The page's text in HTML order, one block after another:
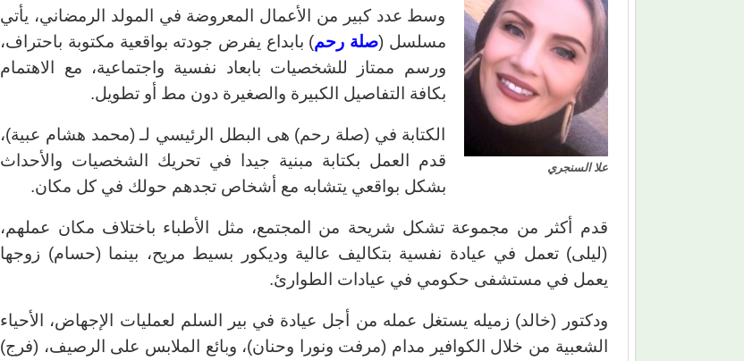
علا السنجري
وسط عدد كبير من الأعمال المعروضة في المولد الرمضاني، يأتي
مسلسل (صلة رحم) بابداع يفرض جودته بواقعية مكتوبة باحتراف،
ورسم ممتاز للشخصيات بابعاد نفسية واجتماعية، مع الاهتمام
بكافة التفاصيل الكبيرة والصغيرة دون مط أو تطويل.
الكتابة في (صلة رحم) هى البطل الرئيسي لـ (محمد هشام عبية)،
قدم العمل بكتابة مبنية جيدا في تحريك الشخصيات والأحداث
بشكل بواقعي يتشابه مع أشخاص تجدهم حولك في كل مكان.
قدم أكثر من مجموعة تشكل شريحة من المجتمع، مثل الأطباء باختلاف مكان عملهم،
(ليلى) تعمل في عيادة نفسية بتكاليف عالية وديكور بسيط مريح، بينما (حسام) زوجها
يعمل في مستشفى حكومي في عيادات الطوارئ.
ودكتور (خالد) زميله يستغل عمله من أجل عيادة في بير السلم لعمليات الإجهاض، الأحياء
الشعبية من خلال الكوافير مدام (مرفت ونورا وحنان)، وبائع الملابس على الرصيف، (فرج)